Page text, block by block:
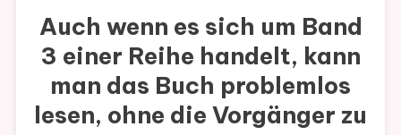
Auch wenn es sich um Band
3 einer Reihe handelt, kann
man das Buch problemlos
lesen, ohne die Vorgänger zu